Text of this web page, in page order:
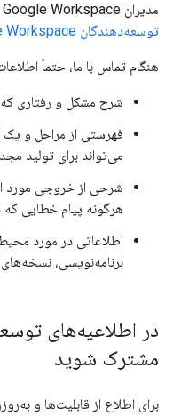
مدیران Google Workspace می‌توانند
توسعه‌دهندگان Google Workspace ایمیل بزنند
هنگام تماس با ما، حتماً
شرح مشکل و رفتاری
فهرستی از مراحل و
می‌تواند برای تولید
شرحی از خروجی مورد
هرگونه پیام خطایی که
اطلاعاتی در مورد
برنامه‌نویسی، نسخه‌های
مشترک شوید
برای اطلاع از قابلیت‌ها و